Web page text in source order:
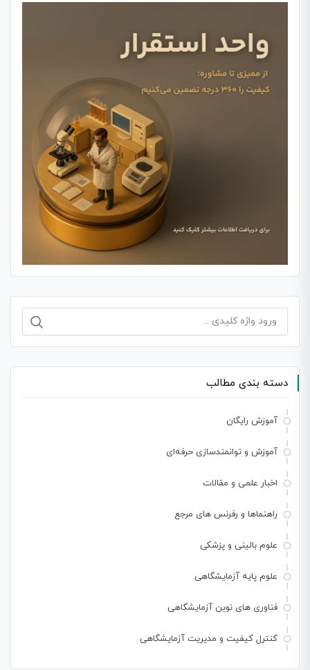
جستجو
برای:
دسته بندی مطالب
آموزش رایگان
آموزش و توانمندسازی حرفه‌ای
اخبار علمی و مقالات
راهنماها و رفرنس های مرجع
علوم بالینی و پزشکی
علوم پایه آزمایشگاهی
فناوری های نوین آزمایشگاهی
کنترل کیفیت و مدیریت آزمایشگاهی